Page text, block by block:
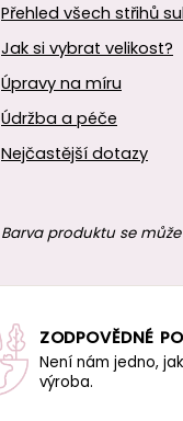
Přehled všech střihů
Jak si vybrat velikost?
Úpravy na míru
Údržba a péče
Nejčastější dotazy
Barva produktu se
ZODPOVĚDNÉ
Není nám jedno,
výroba.